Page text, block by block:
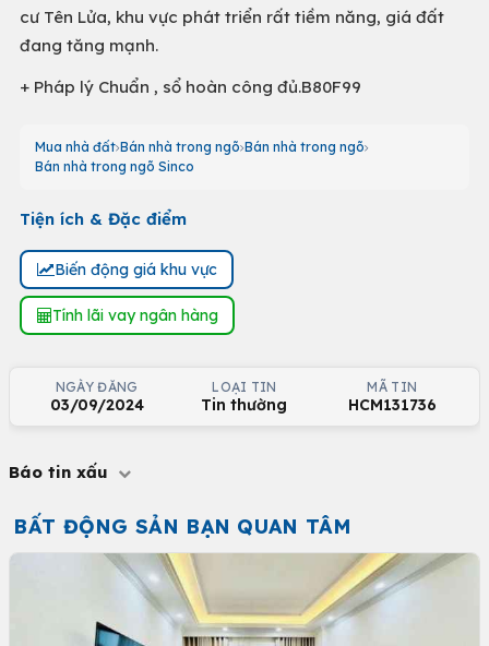
cư Tên Lửa, khu vực phát triển rất tiềm năng, giá đất
đang tăng mạnh.
+ Pháp lý Chuẩn , sổ hoàn công đủ.B80F99
Mua nhà đất Bán nhà trong ngõ Bán nhà trong ngõ
Bán nhà trong ngõ Sinco
Tiện ích & Đặc điểm
Biến động giá khu vực
Tính lãi vay ngân hàng
NGÀY ĐĂNG
03/09/2024
LOẠI TIN
Tin thường
MÃ TIN
HCM131736
Báo tin xấu
BẤT ĐỘNG SẢN BẠN QUAN TÂM